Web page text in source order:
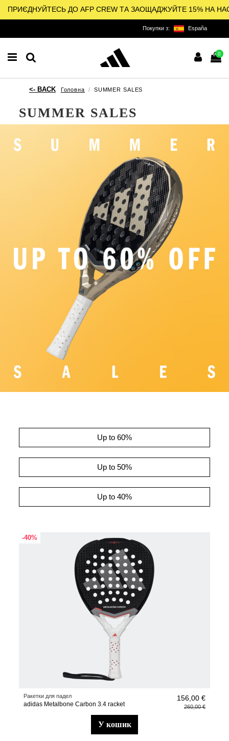
ПРИЄДНУЙТЕСЬ ДО AFP CREW ТА ЗАОЩАДЖУЙТЕ 15% НА
Покупки з: España
0
Головна SUMMER SALES
SUMMER SALES
Up to 60%
Up to 50%
Up to 40%
-40%
Ракетки для падел
adidas Metalbone Carbon 3.4 racket
156,00 €
260,00 €
у кошик